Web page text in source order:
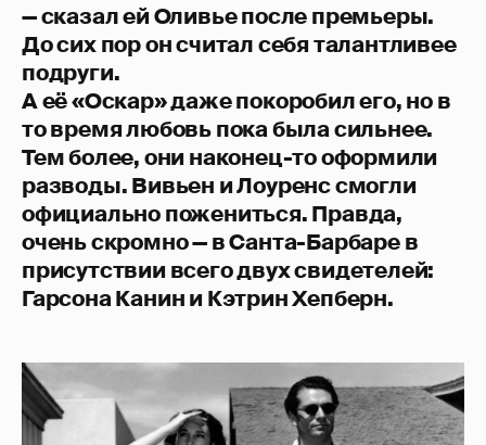
— сказал ей Оливье после премьеры.
До сих пор он считал себя талантливее
подруги.
А её «Оскар» даже покоробил его, но в
то время любовь пока была сильнее.
Тем более, они наконец-то оформили
разводы. Вивьен и Лоуренс смогли
официально пожениться. Правда,
очень скромно — в Санта-Барбаре в
присутствии всего двух свидетелей:
Гарсона Канин и Кэтрин Хепберн.